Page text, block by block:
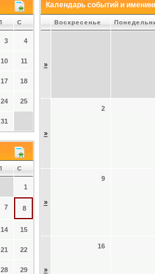
С
3 4
10 11
17 18
24 25
31
С
1
7 8
14 15
21 22
28 29
Календарь событий и
Воскресенье
»
»
2
»
9
»
16